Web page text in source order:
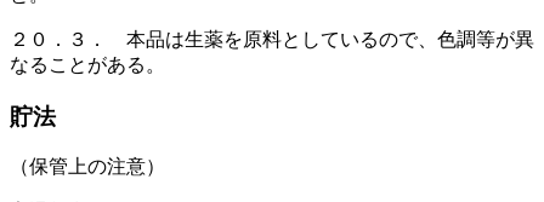
２０．３． 本品は生薬を原料としているので、色調等が異
なることがある。
貯法
（保管上の注意）